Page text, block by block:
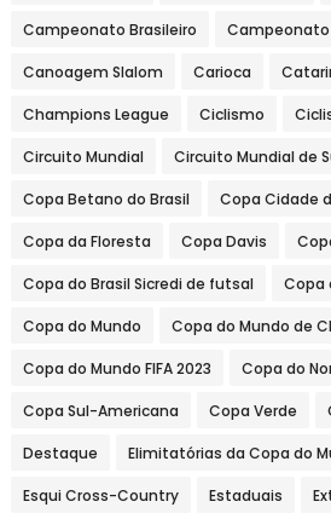
Campeonato Brasileiro Campeonato
Canoagem Slalom Carioca
Champions League Ciclismo
Circuito Mundial Circuito Mundial de
Copa Betano do Brasil Copa Cidade
Copa da Floresta Copa Davis
Copa do Brasil Sicredi de futsal Copa
Copa do Mundo Copa do Mundo de
Copa do Mundo FIFA 2023 Copa do
Copa Sul-Americana Copa Verde
Destaque Elimitatórias da Copa do
Esqui Cross-Country Estaduais